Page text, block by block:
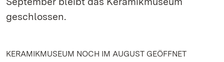
geschlossen.
KERAMIKMUSEUM NOCH IM AUGUST GEÖFFNET